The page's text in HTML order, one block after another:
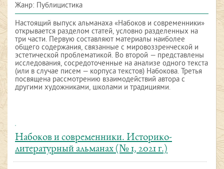
Жанр: Публицистика
Настоящий выпуск альманаха «Набоков и современники»
открывается разделом статей, условно разделенных на
три части. Первую составляют материалы наиболее
общего содержания, связанные с мировоззренческой и
эстетической проблематикой. Во второй — представлены
исследования, сосредоточенные на анализе одного текста
(или в случае писем — корпуса текстов) Набокова. Третья
посвящена рассмотрению взаимодействий автора с
другими художниками, школами и традициями.
Набоков и современники. Историко-
литературный альманах (№ 1, 2021 г.)